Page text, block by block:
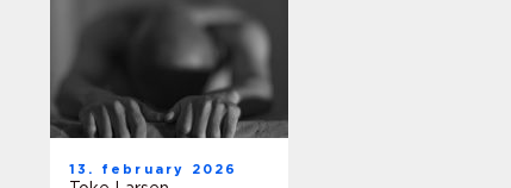
13. february 2026